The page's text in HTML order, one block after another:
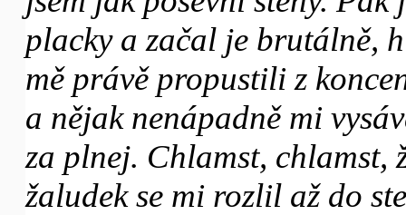
placky a začal je brutálně,
mě právě propustili z
a nějak nenápadně mi
za plnej. Chlamst, chlamst,
žaludek se mi rozlil až do